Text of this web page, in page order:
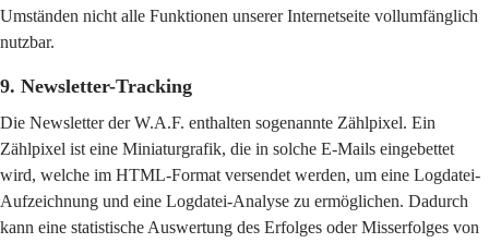
Umständen nicht alle Funktionen unserer Internetseite vollumfänglich
nutzbar.
9. Newsletter-Tracking
Die Newsletter der W.A.F. enthalten sogenannte Zählpixel. Ein
Zählpixel ist eine Miniaturgrafik, die in solche E-Mails eingebettet
wird, welche im HTML-Format versendet werden, um eine Logdatei-
Aufzeichnung und eine Logdatei-Analyse zu ermöglichen. Dadurch
kann eine statistische Auswertung des Erfolges oder Misserfolges von